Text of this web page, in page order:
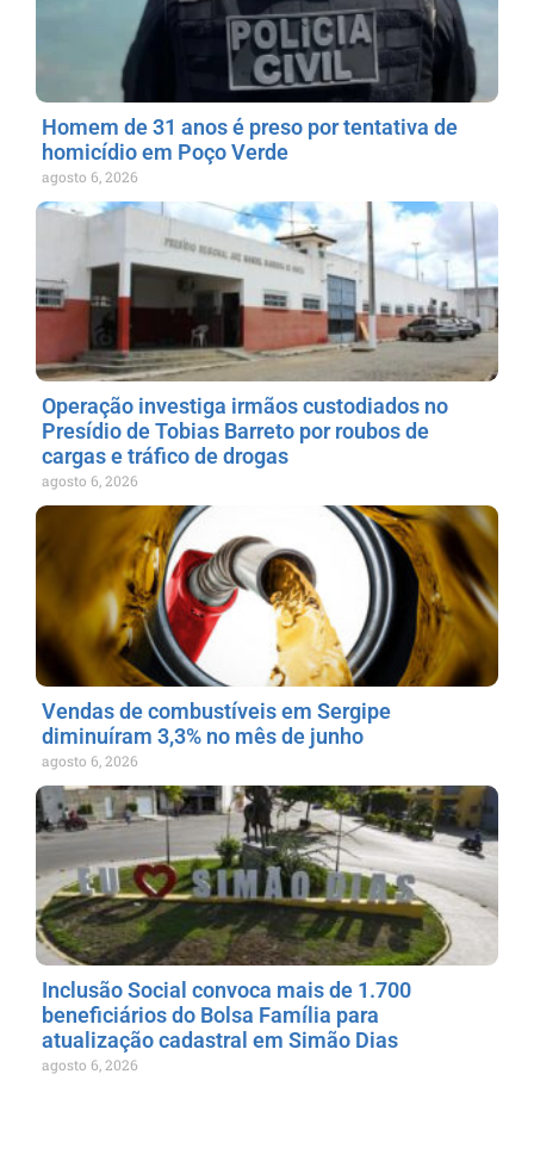
Homem de 31 anos é preso por tentativa de
homicídio em Poço Verde
agosto 6, 2026
Operação investiga irmãos custodiados no
Presídio de Tobias Barreto por roubos de
cargas e tráfico de drogas
agosto 6, 2026
Vendas de combustíveis em Sergipe
diminuíram 3,3% no mês de junho
agosto 6, 2026
Inclusão Social convoca mais de 1.700
beneficiários do Bolsa Família para
atualização cadastral em Simão Dias
agosto 6, 2026